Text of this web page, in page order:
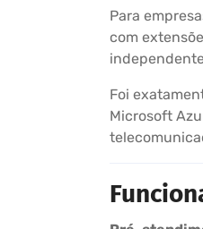
Para
com
Foi
Microsoft